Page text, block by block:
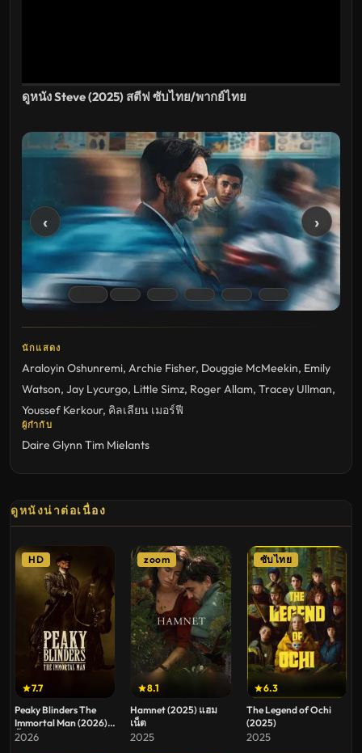
ดูหนัง Steve (2025) สตีฟ ซับไทย/พากย์ไทย
‹ ›
นักแสดง
Araloyin Oshunremi, Archie Fisher, Douggie McMeekin, Emily
Watson, Jay Lycurgo, Little Simz, Roger Allam, Tracey Ullman,
Youssef Kerkour, คิลเลียน เมอร์ฟี
ผู้กำกับ
Daire Glynn Tim Mielants
ดูหนังน่าต่อเนื่อง
7.7
HD
Peaky Blinders The
Immortal Man (2026) พี
กี้ ไบลน์เดอร์ส ชายผู้เป็น
2026
8.1
zoom
Hamnet (2025) แฮม
เน็ต
2025
6.3
ซับไทย
The Legend of Ochi
(2025)
2025